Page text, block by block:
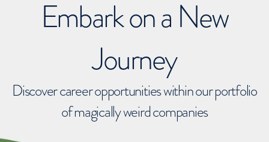
Embark on a New
Journey
Discover career opportunities within our portfolio
of magically weird companies